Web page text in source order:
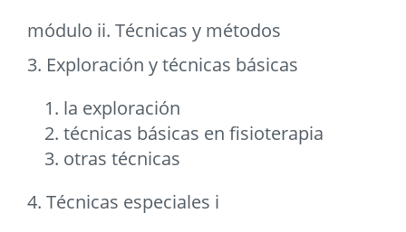
módulo ii. Técnicas y métodos
3. Exploración y técnicas básicas
la exploración
técnicas básicas en fisioterapia
otras técnicas
4. Técnicas especiales i